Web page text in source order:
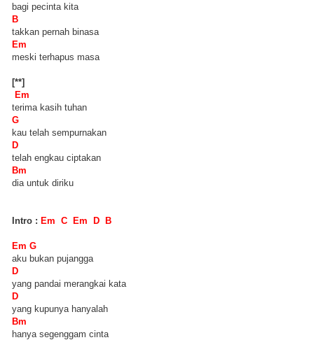
bagi pecinta kita
B
takkan pernah binasa
Em
meski terhapus masa
[**]
Em
terima kasih tuhan
G
kau telah sempurnakan
D
telah engkau ciptakan
Bm
dia untuk diriku
Intro : Em C Em D B
Em G
aku bukan pujangga
D
yang pandai merangkai kata
D
yang kupunya hanyalah
Bm
hanya segenggam cinta